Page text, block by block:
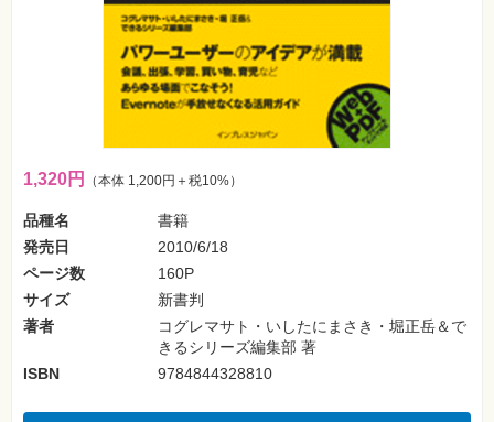
ジ
ネ
ス・
読
み
物
ラ・
1,320円 （本体 1,200円＋税10%）
品種名
書籍
発売日
2010/6/18
ページ数
160P
サイズ
新書判
著者
コグレマサト・いしたにまさき・堀正岳＆で
きるシリーズ編集部 著
ISBN
9784844328810